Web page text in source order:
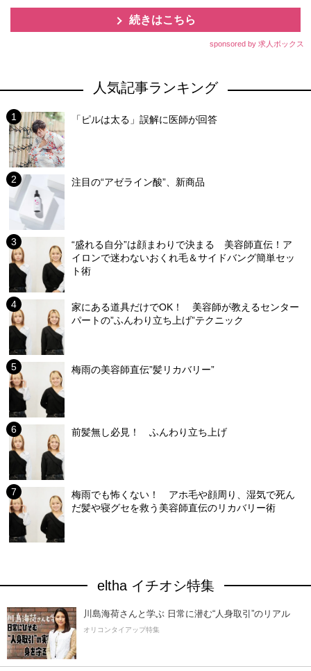
続きはこちら
sponsored by 求人ボックス
人気記事ランキング
「ピルは太る」誤解に医師が回答
注目の“アゼライン酸”、新商品
“盛れる自分”は顔まわりで決まる 美容師直伝！ア
イロンで迷わないおくれ毛＆サイドバング簡単セッ
ト術
家にある道具だけでOK！ 美容師が教えるセンター
パートの”ふんわり立ち上げ”テクニック
梅雨の美容師直伝”髪リカバリー”
前髪無し必見！ ふんわり立ち上げ
梅雨でも怖くない！ アホ毛や顔周り、湿気で死ん
だ髪や寝グセを救う美容師直伝のリカバリー術
eltha イチオシ特集
川島海荷さんと学ぶ 日常に潜む“人身取引”のリアル
オリコンタイアップ特集